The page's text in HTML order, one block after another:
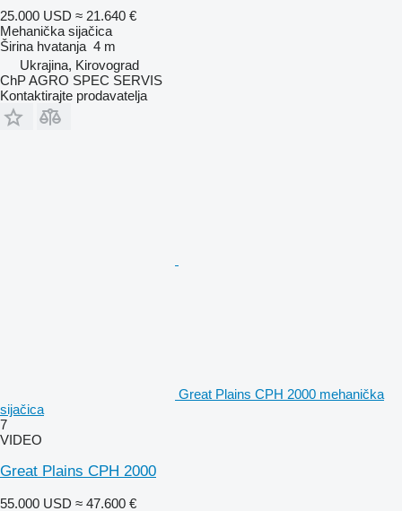
25.000 USD ≈ 21.640 €
Mehanička sijačica
Širina hvatanja 4 m
Ukrajina, Kirovograd
ChP AGRO SPEC SERVIS
Kontaktirajte prodavatelja
Great Plains CPH 2000 mehanička
sijačica
7
VIDEO
Great Plains CPH 2000
55.000 USD ≈ 47.600 €